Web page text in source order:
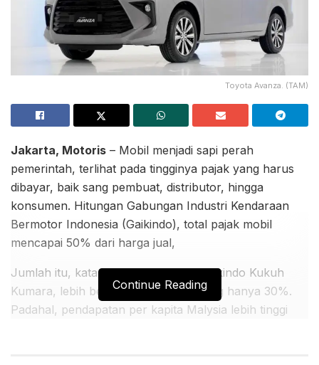
Toyota Avanza. (TAM)
Jakarta, Motoris – Mobil menjadi sapi perah
pemerintah, terlihat pada tingginya pajak yang harus
dibayar, baik sang pembuat, distributor, hingga
konsumen. Hitungan Gabungan Industri Kendaraan
Bermotor Indonesia (Gaikindo), total pajak mobil
mencapai 50% dari harga jual,
Jumlah itu, kata Sekretaris Umum Gaikindo Kukuh
Kumara, lebih besar dari Malaysia yang hanya 30%.
Padahal, pendapatan per kapita Malysia lebih tinggi
Continue Reading